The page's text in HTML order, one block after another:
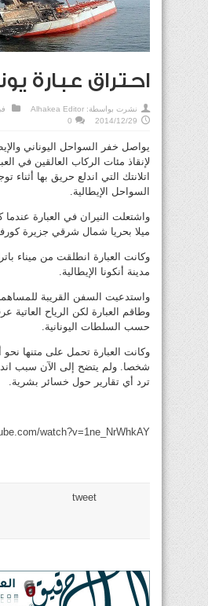
احتراق عبارة
نشرت بواسطة: Alhakea Editor
2014/12/29
0
يواصل خفر السواحل اليوناني
لإنقاذ مئات الركاب العالقين في
اتلانتك التي اندلع حريق بها أثناء
السواحل الإيطالية.
ميلا بحريا شمال شرقي جزيرة كورفو
وكانت العبارة انطلقت من ميناء
مدينة أنكونا الإيطالية.
واستدعيت السفن القريبة
وطاقم العبارة لكن الرياح العاتية
حسب السلطات اليونانية.
وكانت العبارة تحمل على متنها نحو
شخصا. ولم يتضح إلى الآن سبب
ترد أي تقارير حول خسائر بشرية.
watch?v=1ne_NrWhkAY
tweet